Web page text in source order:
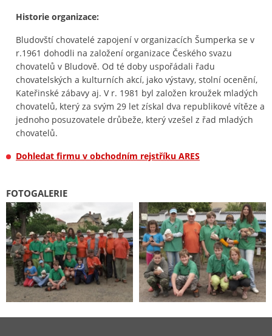
Historie organizace:
Bludovští chovatelé zapojení v organizacích Šumperka se v
r.1961 dohodli na založení organizace Českého svazu
chovatelů v Bludově. Od té doby uspořádali řadu
chovatelských a kulturních akcí, jako výstavy, stolní ocenění,
Kateřinské zábavy aj. V r. 1981 byl založen kroužek mladých
chovatelů, který za svým 29 let získal dva republikové vítěze a
jednoho posuzovatele drůbeže, který vzešel z řad mladých
chovatelů.
Dohledat firmu v obchodním rejstříku ARES
FOTOGALERIE